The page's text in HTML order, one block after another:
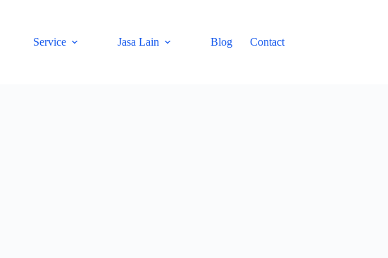
Service Jasa Lain Blog Contact